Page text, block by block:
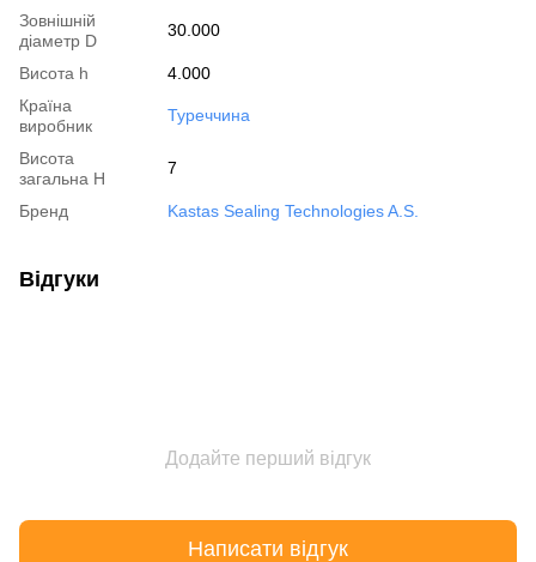
Зовнішній
діаметр D
30.000
Висота h
4.000
Країна
виробник
Туреччина
Висота
загальна H
7
Бренд Kastas Sealing Technologies A.S.
Відгуки
Додайте перший відгук
Написати відгук